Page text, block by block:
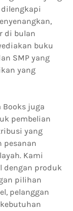
di bulan
buku
SMP yang
yang
Books juga
pembelian
yang
pesanan
Kami
dengan produk
pilihan
pelanggan